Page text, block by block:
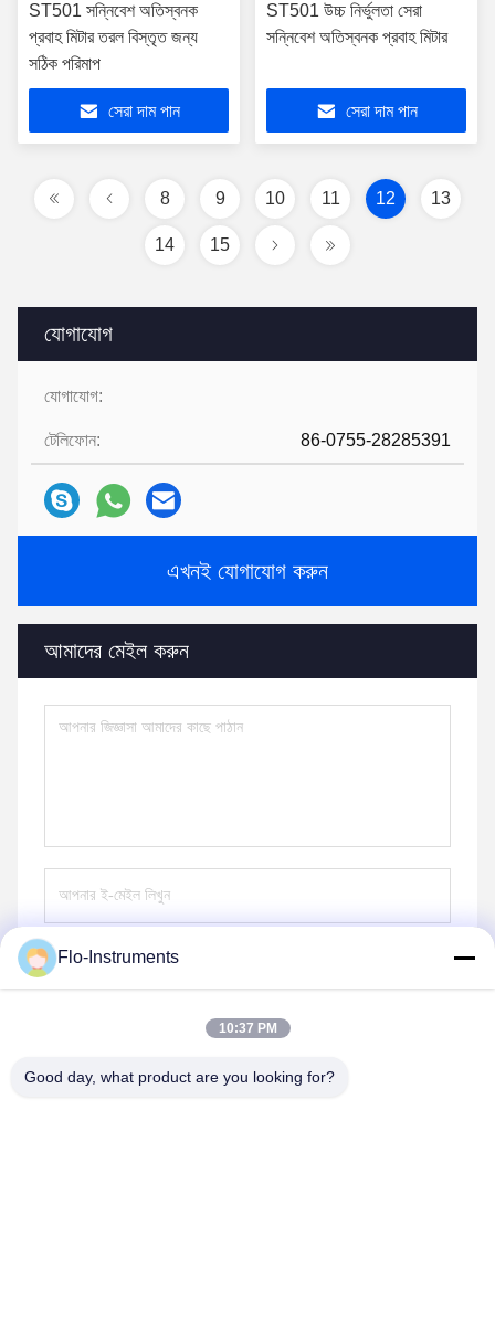
যোগাযোগ
যোগাযোগ:
টেলিফোন: 86-0755-28285391
এখনই যোগাযোগ করুন
আমাদের মেইল করুন
পাঠান
ST501 সন্নিবেশ অতিস্বনক
প্রবাহ মিটার তরল বিস্তৃত জন্য
সঠিক পরিমাপ
সেরা দাম পান
ST501 উচ্চ নির্ভুলতা সেরা
সন্নিবেশ অতিস্বনক প্রবাহ মিটার
সেরা দাম পান
8 9 10 11 12 13
14 15
Flo-Instruments
10:37 PM
Good day, what product are you looking for?